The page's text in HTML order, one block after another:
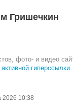
Гришечкин
фото- и видео
активной гиперссылки.
2026 10:38